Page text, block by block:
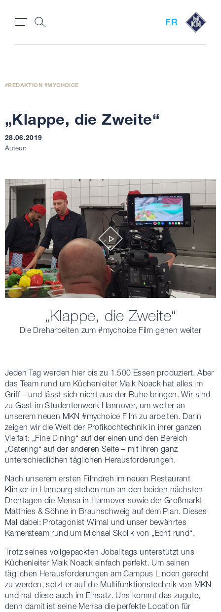
FR
REDAKTION MYCHOICE
„Klappe, die Zweite“
28.06.2019
Auteur:
„Klappe, die Zweite“
Die Dreharbeiten zum #mychoice Film gehen weiter
Jeden Tag werden hier bis zu 1.500 Essen produziert. Aber
das Team rund um Küchenleiter Maik Noack hat alles im
Griff – und lässt sich nicht aus der Ruhe bringen. Wir sind
zu Gast im Studentenwerk Hannover, um weiter an
unserem neuen MKN #mychoice Film zu arbeiten. Darin
zeigen wir die Welt der Profikochtechnik in ihrer ganzen
Vielfalt: „Fine Dining“ auf der einen und den Bereich
„Catering“ auf der anderen Seite – mit ihren ganz
unterschiedlichen täglichen Herausforderungen.
Nach unserem ersten Filmdreh im neuen Restaurant
Klinker in Hamburg stehen nun an den beiden nächsten
Drehtagen die Mensa in Hannover sowie der Großmarkt
Matthies & Söhne in Braunschweig auf dem Plan. Dieses
Mal dabei: Protagonist Wimal und unser bewährtes
Kamerateam rund um Michael Skolik von „Echt rund“.
Trotz seines vollgepackten Joballtags unterstützt uns
Küchenleiter Maik Noack einfach perfekt. Um seinen
täglichen Herausforderungen am Campus Linden gerecht
zu werden, setzt er auf die Multifunktionstechnik von MKN
und hat diese auch im Einsatz. Uns kommt das zugute,
denn damit ist seine Mensa die perfekte Location für